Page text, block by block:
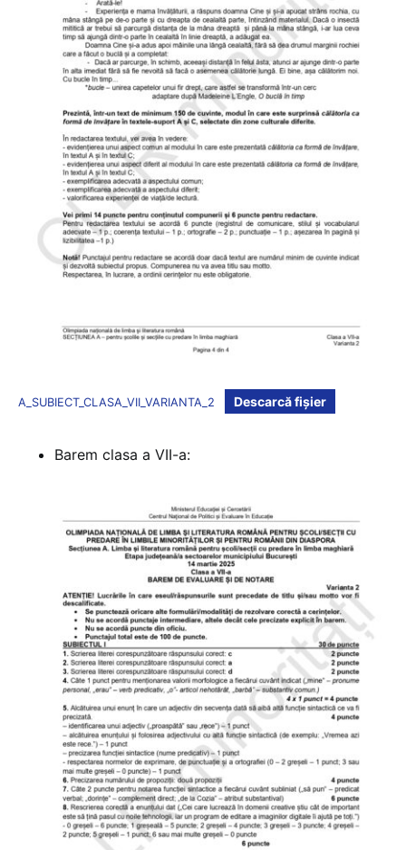
A_SUBIECT_CLASA_VII_VARIANTA_2 Descarcă fișier
Barem clasa a VII-a: